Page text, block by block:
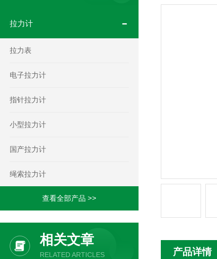
拉力计
拉力表
电子拉力计
指针拉力计
小型拉力计
国产拉力计
绳索拉力计
查看全部产品 >>
相关文章
RELATED ARTICLES 产品详情